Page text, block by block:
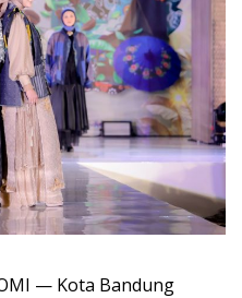
— Kota Bandung